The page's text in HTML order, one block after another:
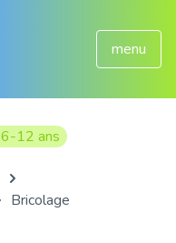
menu
6-12 ans
Bricolage